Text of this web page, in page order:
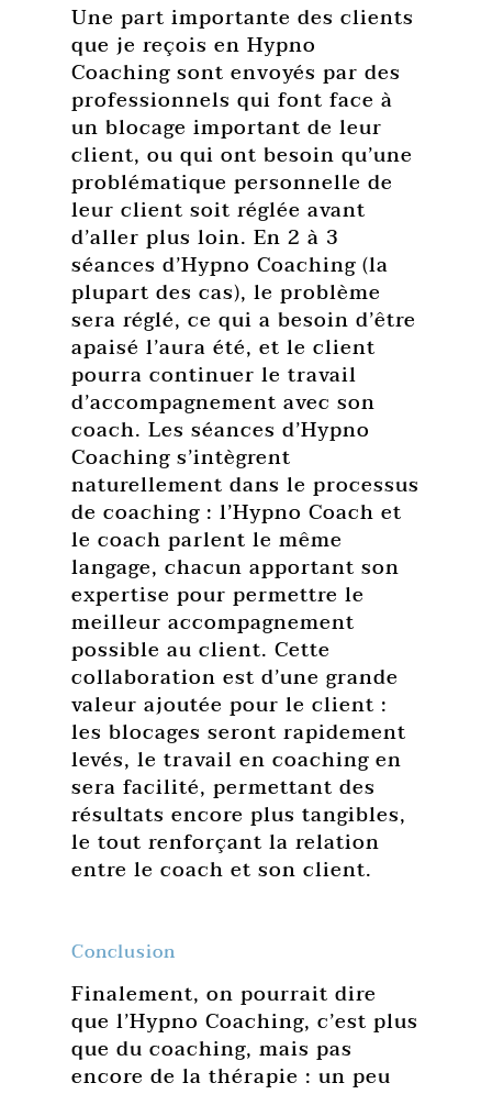
Une part importante des clients
que je reçois en Hypno
Coaching sont envoyés par des
professionnels qui font face à
un blocage important de leur
client, ou qui ont besoin qu’une
problématique personnelle de
leur client soit réglée avant
d’aller plus loin. En 2 à 3
séances d’Hypno Coaching (la
plupart des cas), le problème
sera réglé, ce qui a besoin d’être
apaisé l’aura été, et le client
pourra continuer le travail
d’accompagnement avec son
coach. Les séances d’Hypno
Coaching s’intègrent
naturellement dans le processus
de coaching : l’Hypno Coach et
le coach parlent le même
langage, chacun apportant son
expertise pour permettre le
meilleur accompagnement
possible au client. Cette
collaboration est d’une grande
valeur ajoutée pour le client :
les blocages seront rapidement
levés, le travail en coaching en
sera facilité, permettant des
résultats encore plus tangibles,
le tout renforçant la relation
entre le coach et son client.
Conclusion
Finalement, on pourrait dire
que l’Hypno Coaching, c’est plus
que du coaching, mais pas
encore de la thérapie : un peu